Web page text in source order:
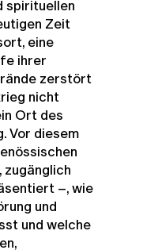
spirituellen
Zeit
eine
ihrer
zerstört
nicht
Ort des
Vor diesem
–, wie
und
und welche